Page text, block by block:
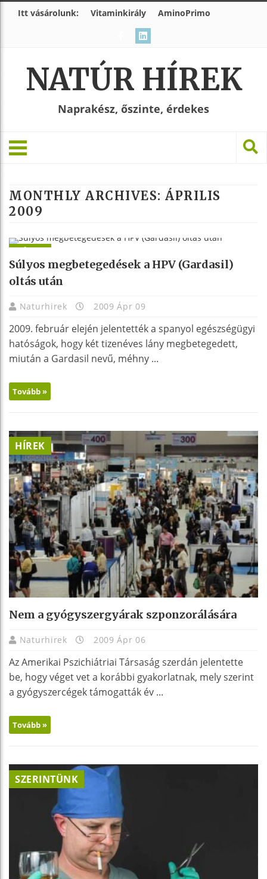
Itt vásárolunk: Vitaminkirály AminoPrimo
NATÚR HÍREK
Naprakész, őszinte, érdekes
MONTHLY ARCHIVES: ÁPRILIS
2009
Súlyos megbetegedések a HPV (Gardasil)
oltás után
Naturhirek 2009 Ápr 09
2009. február elején jelentették a spanyol egészségügyi
hatóságok, hogy két tizenéves lány megbetegedett,
miután a Gardasil nevű, méhny ...
Tovább »
HÍREK
Nem a gyógyszergyárak szponzorálására
Naturhirek 2009 Ápr 06
Az Amerikai Pszichiátriai Társaság szerdán jelentette
be, hogy véget vet a korábbi gyakorlatnak, mely szerint
a gyógyszercégek támogatták év ...
Tovább »
SZERINTÜNK